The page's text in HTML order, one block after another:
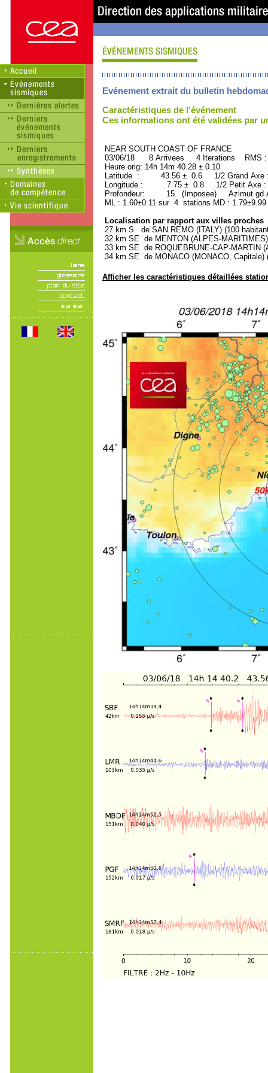
Evénement extrait du bulletin
Caractéristiques de l'événement
Ces informations ont été validées par
NEAR SOUTH COAST OF FRANCE
03/06/18 8 Arrivees 4 Iterations RMS
Heure orig: 14h 14m 40.28 ± 0.10
Latitude : 43.56 ± 0.6 1/2 Grand
Longitude : 7.75 ± 0.8 1/2 Petit Axe
Profondeur: 15. (Imposee) Azimut gd
ML : 1.60±0.11 sur 4 stations MD :
Localisation par rapport aux villes proches
27 km S de SAN REMO (ITALY) (100
32 km SE de MENTON (ALPES-
33 km SE de ROQUEBRUNE-CAP-MARTIN
34 km SE de MONACO (MONACO, Capitale)
Afficher les caractéristiques détaillées